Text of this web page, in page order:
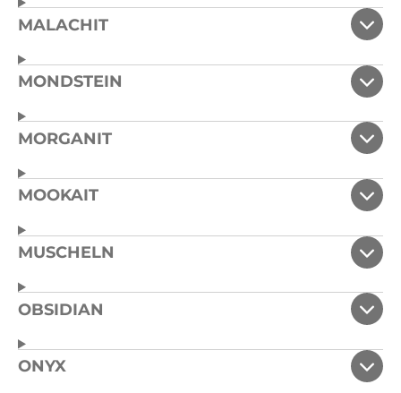
MALACHIT
MONDSTEIN
MORGANIT
MOOKAIT
MUSCHELN
OBSIDIAN
ONYX